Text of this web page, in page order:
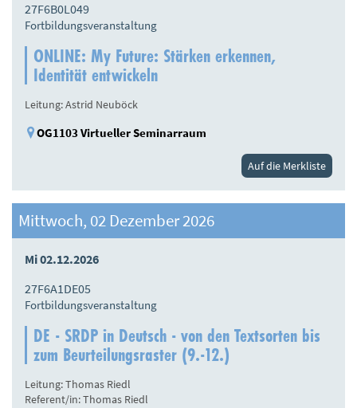
27F6B0L049
Fortbildungsveranstaltung
ONLINE: My Future: Stärken erkennen,
Identität entwickeln
Leitung: Astrid Neuböck
OG1103 Virtueller Seminarraum
Auf die Merkliste
Mittwoch, 02 Dezember 2026
Mi 02.12.2026
27F6A1DE05
Fortbildungsveranstaltung
DE - SRDP in Deutsch - von den Textsorten bis
zum Beurteilungsraster (9.-12.)
Leitung: Thomas Riedl
Referent/in: Thomas Riedl